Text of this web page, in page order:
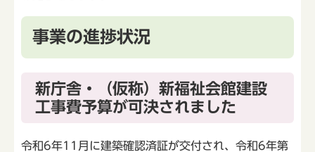
事業の進捗状況
新庁舎・（仮称）新福祉会館建設
工事費予算が可決されました
令和6年11月に建築確認済証が交付され、令和6年第